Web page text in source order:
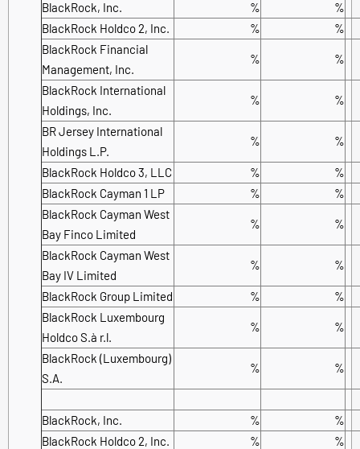
BlackRock, Inc. %
%
BlackRock Holdco 2, Inc.
%
%
BlackRock Financial
Management, Inc.
% %
BlackRock International
Holdings, Inc.
% %
BR Jersey International
Holdings L.P.
% %
BlackRock Holdco 3, LLC %
%
BlackRock Cayman 1 LP
%
%
BlackRock Cayman West
Bay Finco Limited
% %
BlackRock Cayman West
Bay IV Limited
% %
BlackRock Group Limited %
%
BlackRock Luxembourg
Holdco S.à r.l.
% %
BlackRock (Luxembourg)
S.A.
% %
BlackRock, Inc. %
%
BlackRock Holdco 2, Inc.
%
%